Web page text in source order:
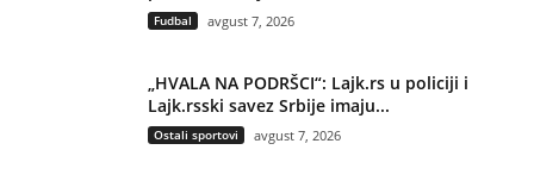
Fudbal avgust 7, 2026
„HVALA NA PODRŠCI“: Lajk.rs u policiji i
Lajk.rsski savez Srbije imaju...
Ostali sportovi avgust 7, 2026